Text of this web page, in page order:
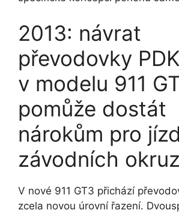
2013: návrat
převodovky PDK
v modelu 911
pomůže dostát
nárokům pro
závodních
V nové 911 GT3 přichází
zcela novou úrovní řazení.